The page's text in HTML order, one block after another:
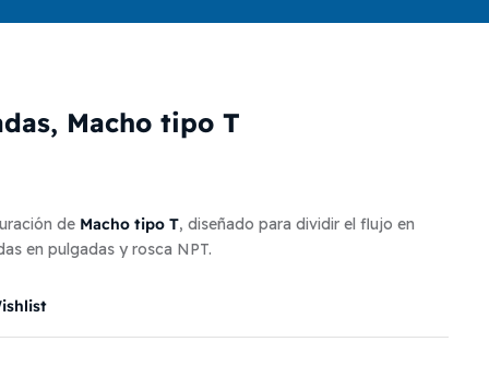
Macho tipo T
de Macho tipo T, diseñado para dividir el flujo en
en pulgadas y rosca NPT.